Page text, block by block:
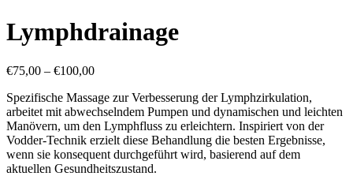
Lymphdrainage
€75,00 – €100,00Preisspanne:
bis
€100,00
Spezifische Massage zur Verbesserung der Lymphzirkulation,
arbeitet mit abwechselndem Pumpen und dynamischen und leichten
Manövern, um den Lymphfluss zu erleichtern. Inspiriert von der
Vodder-Technik erzielt diese Behandlung die besten Ergebnisse,
wenn sie konsequent durchgeführt wird, basierend auf dem
aktuellen Gesundheitszustand.